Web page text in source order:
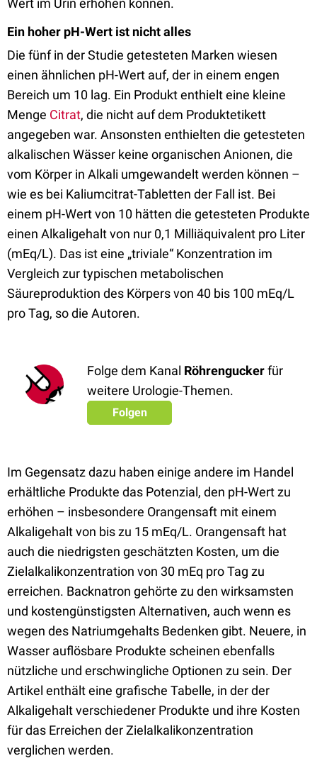
Wert im Urin erhöhen können.
Ein hoher pH-Wert ist nicht alles
Die fünf in der Studie getesteten Marken wiesen
einen ähnlichen pH-Wert auf, der in einem engen
Bereich um 10 lag. Ein Produkt enthielt eine kleine
Menge Citrat, die nicht auf dem Produktetikett
angegeben war. Ansonsten enthielten die getesteten
alkalischen Wässer keine organischen Anionen, die
vom Körper in Alkali umgewandelt werden können –
wie es bei Kaliumcitrat-Tabletten der Fall ist. Bei
einem pH-Wert von 10 hätten die getesteten Produkte
einen Alkaligehalt von nur 0,1 Milliäquivalent pro Liter
(mEq/L). Das ist eine „triviale“ Konzentration im
Vergleich zur typischen metabolischen
Säureproduktion des Körpers von 40 bis 100 mEq/L
pro Tag, so die Autoren.
Folge dem Kanal Röhrenguckerfür
weitere Urologie-Themen.
Folgen
Im Gegensatz dazu haben einige andere im Handel
erhältliche Produkte das Potenzial, den pH-Wert zu
erhöhen – insbesondere Orangensaft mit einem
Alkaligehalt von bis zu 15 mEq/L. Orangensaft hat
auch die niedrigsten geschätzten Kosten, um die
Zielalkalikonzentration von 30 mEq pro Tag zu
erreichen. Backnatron gehörte zu den wirksamsten
und kostengünstigsten Alternativen, auch wenn es
wegen des Natriumgehalts Bedenken gibt. Neuere, in
Wasser auflösbare Produkte scheinen ebenfalls
nützliche und erschwingliche Optionen zu sein. Der
Artikel enthält eine grafische Tabelle, in der der
Alkaligehalt verschiedener Produkte und ihre Kosten
für das Erreichen der Zielalkalikonzentration
verglichen werden.